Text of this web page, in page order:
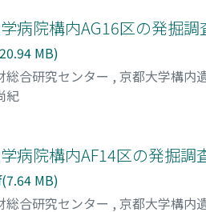
病院構内AG16区の発掘調
MB)
総合研究センター , 京都大学構内
紀
病院構内AF14区の発掘調
MB)
総合研究センター , 京都大学構内